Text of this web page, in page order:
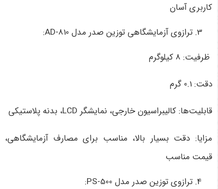
کاربری آسان
ترازوی آزمایشگاهی توزین صدر مدل AD-810:
ظرفیت: 8 کیلوگرم
دقت: 0.1 گرم
قابلیت‌ها: کالیبراسیون خارجی، نمایشگر LCD، بدنه پلاستیکی
مزایا: دقت بسیار بالا، مناسب برای مصارف آزمایشگاهی،
قیمت مناسب
ترازوی توزین صدر مدل PS-500: